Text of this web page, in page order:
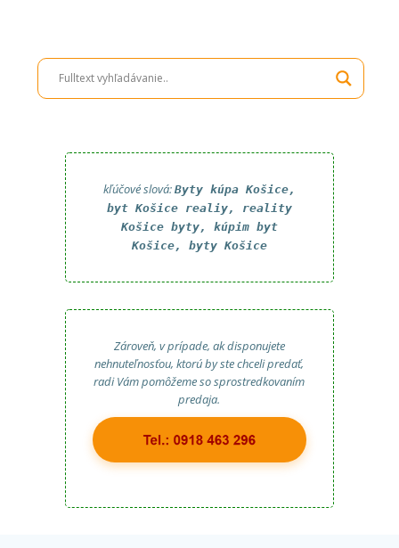
kľúčové slová: Byty kúpa Košice,
byt Košice realiy, reality
Košice byty, kúpim byt
Košice, byty Košice
Zároveň, v prípade, ak disponujete
nehnuteľnosťou, ktorú by ste chceli predať,
radi Vám pomôžeme so sprostredkovaním
predaja.